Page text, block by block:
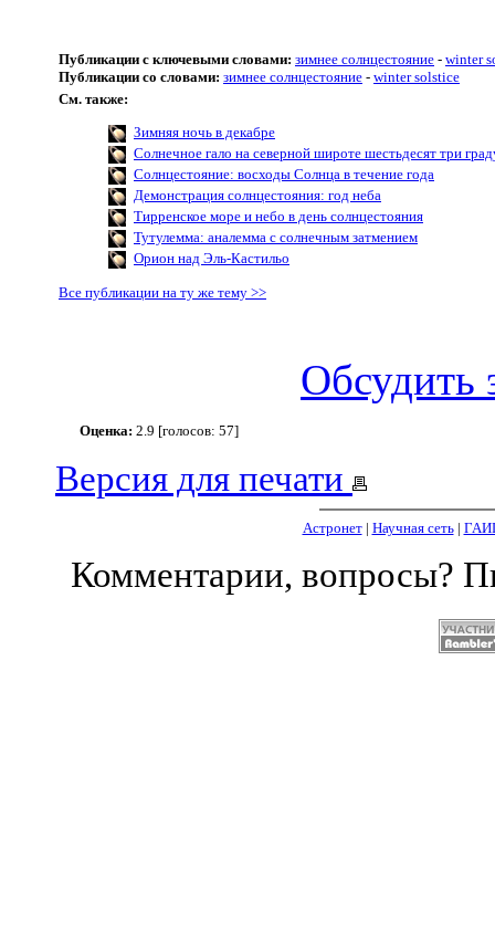
Публикации с ключевыми словами: зимнее солнцестояние - winter
Публикации со словами: зимнее солнцестояние - winter solstice
См. также:
Зимняя ночь в декабре
Солнечное гало на северной широте шестьдесят три
Солнцестояние: восходы Солнца в течение года
Демонстрация солнцестояния: год неба
Тирренское море и небо в день солнцестояния
Тутулемма: аналемма с солнечным затмением
Орион над Эль-Кастильо
Все публикации на ту же тему >>
Обсудить
Оценка: 2.9 [голосов: 57]
Версия для печати
Астронет| Научная сеть|
Комментарии, вопросы?